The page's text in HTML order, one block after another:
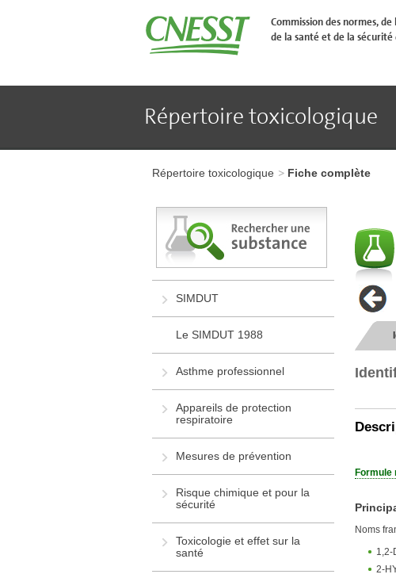
au
Commission des normes,
de la santé et de la
Répertoire toxicologique
à
l'en-
de
page
Aller
au
Aller
au
pied
Répertoire toxicologique Fiche complète
SIMDUT
Le SIMDUT 1988
Asthme professionnel
Appareils de protection
respiratoire
Mesures de prévention
Risque chimique et pour la
sécurité
Toxicologie et effet sur la
santé
Formule
Noms
1,2-
2-